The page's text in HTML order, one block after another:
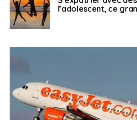
l’adolescent, ce